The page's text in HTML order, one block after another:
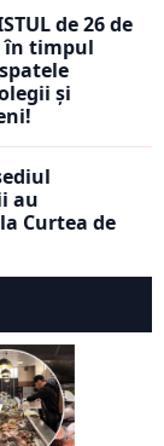
de 26 de
în timpul
și
au
Curtea de